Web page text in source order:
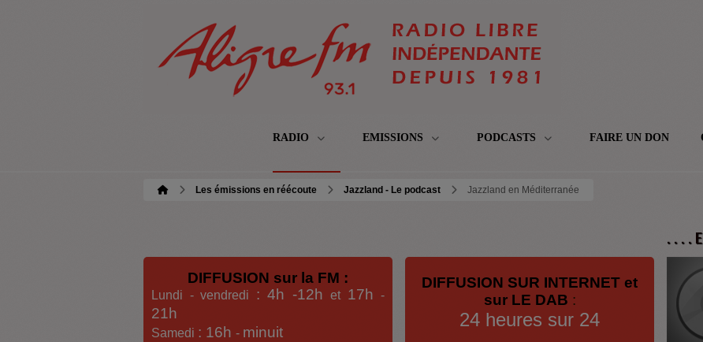
RADIO EMISSIONS PODCASTS FAIRE UN DON
Les émissions en réécoute Jazzland - Le podcast Jazzland en Méditerranée
DIFFUSION sur la FM :
Lundi - vendredi : 4h -12h et 17h -
21h
Samedi : 16h - minuit
DIFFUSION SUR INTERNET et
sur LE DAB :
24 heures sur 24
. . . .